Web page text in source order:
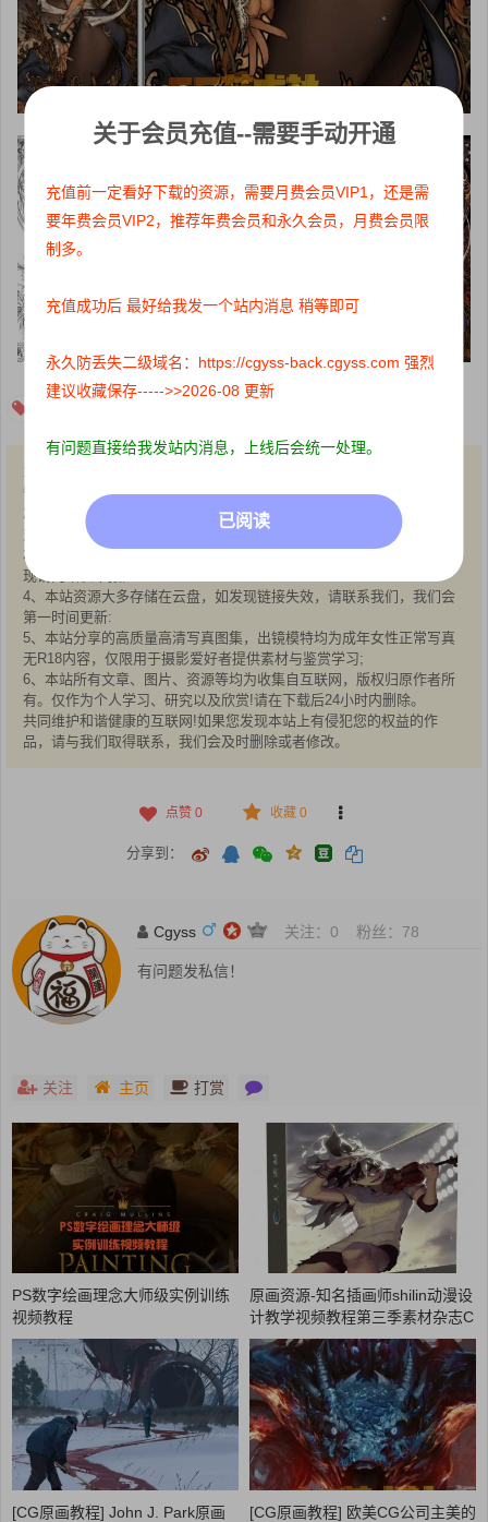
1、本站所有文章内容均来源于互联网，我站仅作收集整理，VIP/积分
赞助/打赏等费用仅为维持网站正常运转;
2、本站部分文章、图片不代表本站立场，并不代表本站赞同其观点和
对其真实性负责;
3、本站一律禁止以任何方式发布或转载任何违法的相关信息，访客发
现请向站长举报;
4、本站资源大多存储在云盘，如发现链接失效，请联系我们，我们会
第一时间更新:
5、本站分享的高质量高清写真图集，出镜模特均为成年女性正常写真
无R18内容，仅限用于摄影爱好者提供素材与鉴赏学习;
6、本站所有文章、图片、资源等均为收集自互联网，版权归原作者所
有。仅作为个人学习、研究以及欣赏!请在下载后24小时内删除。
共同维护和谐健康的互联网!如果您发现本站上有侵犯您的权益的作
品，请与我们取得联系，我们会及时删除或者修改。
点赞 0 收藏 0
分享到：
Cgyss 关注： 0 粉丝： 78
有问题发私信！
关注 主页 打赏
PS数字绘画理念大师级实例训练
视频教程
原画资源-知名插画师shilin动漫设
计教学视频教程第三季素材杂志C
G88分享
[CG原画教程] John J. Park原画
[CG原画教程] 欧美CG公司主美的
关于会员充值--需要手动开通
充值前一定看好下载的资源，需要月费会员VIP1，还是需
要年费会员VIP2，推荐年费会员和永久会员，月费会员限
制多。
充值成功后 最好给我发一个站内消息 稍等即可
永久防丢失二级域名：https://cgyss-back.cgyss.com 强烈
建议收藏保存----->>2026-08 更新
有问题直接给我发站内消息，上线后会统一处理。
已阅读